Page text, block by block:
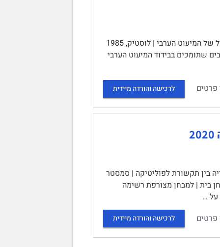
ערבים במדינה יהודית. פרק 4 - הבידול כמרכיב של פיקוח: הבידוד והפיצול של המיעוט הערבי | לוסטיק, 1985
שתומכים בבידוד המיעוט הערבי
פרטים לרכישה והורדה מיידית
בין תקשורת לפוליטיקה | סמסטר
תשפ"א | מרצה: זוהר אביטן | מספר קורס: 30-4101274-1 | מבחן בית | למבחן מצורפת רשימה
על …
פרטים
לרכישה והורדה מיידית